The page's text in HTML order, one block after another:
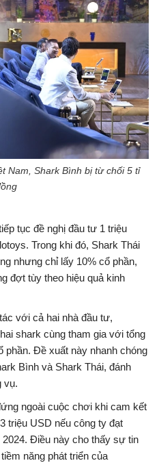
Nam, Shark Bình bị từ chối 5 tỉ
tục đề nghị đầu tư 1 triệu
Trong khi đó, Shark Thái
nhưng chỉ lấy 10% cổ phần,
đợt tùy theo hiệu quả kinh
với cả hai nhà đầu tư,
shark cùng tham gia với tổng
phần. Đề xuất này nhanh chóng
Bình và Shark Thái, đánh
vụ.
ngoài cuộc chơi khi cam kết
triệu USD nếu công ty đạt
Điều này cho thấy sự tin
năng phát triển của